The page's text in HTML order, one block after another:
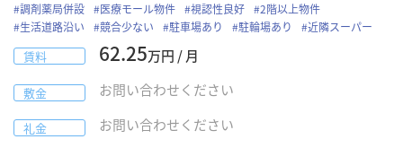
#調剤薬局併設 #医療モール物件 #視認性良好 #2階以上物件
#生活道路沿い #競合少ない #駐車場あり #駐輪場あり #近隣スーパー
賃料 62.25万円 / 月
敷金 お問い合わせください
礼金 お問い合わせください